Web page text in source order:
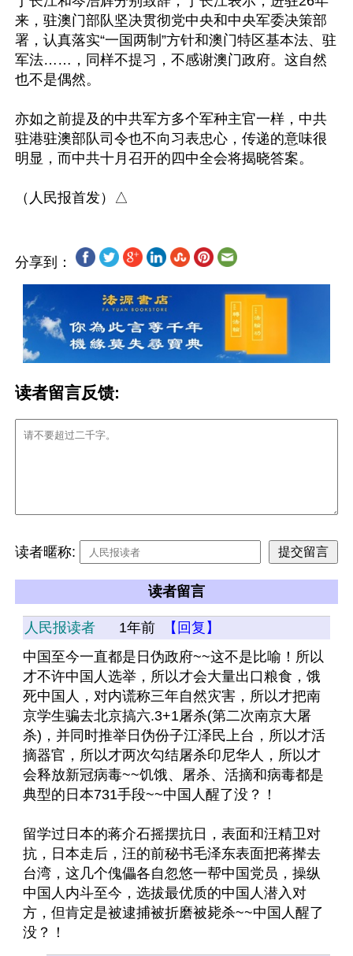
来，驻澳门部队坚决贯彻党中央和中央军委决策部
署，认真落实“一国两制”方针和澳门特区基本法、驻
军法……，同样不提习，不感谢澳门政府。这自然
也不是偶然。
亦如之前提及的中共军方多个军种主官一样，中共
驻港驻澳部队司令也不向习表忠心，传递的意味很
明显，而中共十月召开的四中全会将揭晓答案。
分享到：
读者留言反馈:
读者暱称:
读者留言
人民报读者 1年前
【回复】
中国至今一直都是日伪政府~~这不是比喻！所以
才不许中国人选举，所以才会大量出口粮食，饿
死中国人，对内谎称三年自然灾害，所以才把南
京学生骗去北京搞六.3+1屠杀(第二次南京大屠
杀)，并同时推举日伪份子江泽民上台，所以才活
摘器官，所以才两次勾结屠杀印尼华人，所以才
会释放新冠病毒~~饥饿、屠杀、活摘和病毒都是
典型的日本731手段~~中国人醒了没？！
留学过日本的蒋介石摇摆抗日，表面和汪精卫对
抗，日本走后，汪的前秘书毛泽东表面把蒋撵去
台湾，这几个傀儡各自忽悠一帮中国党员，操纵
中国人内斗至今，选拔最优质的中国人潜入对
方，但肯定是被逮捕被折磨被毙杀~~中国人醒了
没？！